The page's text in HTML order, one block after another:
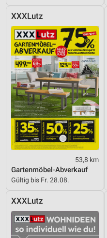
XXXLutz
53,8 km
Gartenmöbel-Abverkauf
Gültig bis Fr. 28.08.
XXXLutz